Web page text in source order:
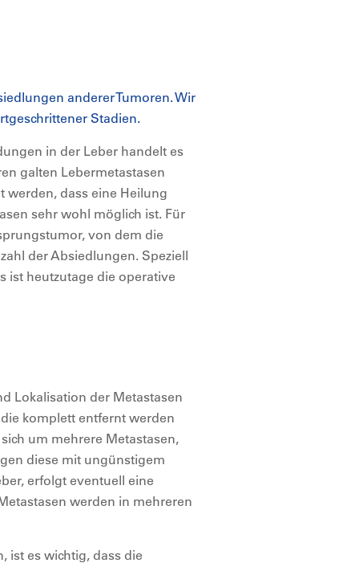
anderer Tumoren. Wir
Stadien.
in der Leber handelt es
galten Lebermetastasen
werden, dass eine Heilung
sehr wohl möglich ist. Für
von dem die
der Absiedlungen. Speziell
ist heutzutage die operative
Lokalisation der Metastasen
komplett entfernt werden
um mehrere Metastasen,
diese mit ungünstigem
erfolgt eventuell eine
werden in mehreren
ist es wichtig, dass die